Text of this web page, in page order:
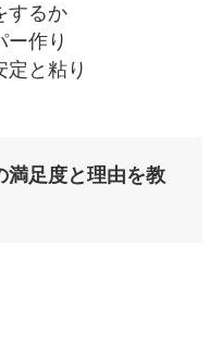
するか
作り
と粘り
満足度と理由を教